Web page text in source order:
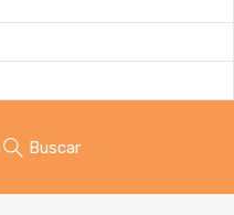
Buscar